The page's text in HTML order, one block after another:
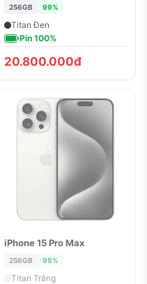
256GB 99%
Titan Đen
Pin 100%
20.800.000đ
ĐÃ BÁN
iPhone 15 Pro Max
256GB 98%
Titan Trắng